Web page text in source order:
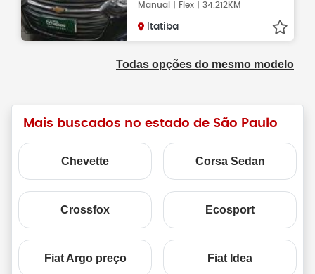
Manual | Flex | 34.212KM
Itatiba
Todas opções do mesmo modelo
Mais buscados no estado de São Paulo
Chevette Corsa Sedan
Crossfox Ecosport
Fiat Argo preço Fiat Idea